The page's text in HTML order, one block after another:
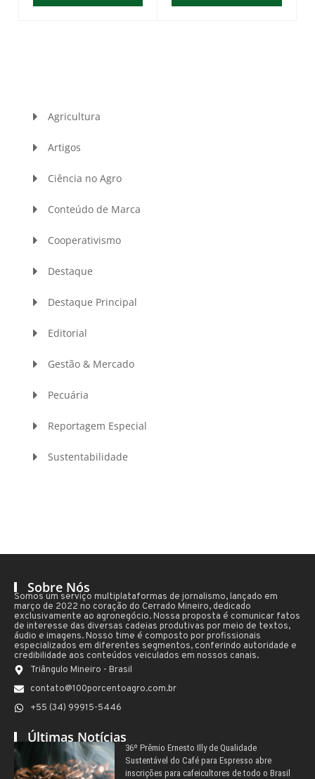
Agricultura
Artigos
Ciência no Agro
Conteúdo de Marca
Cooperativismo
Destaque
Destaque Principal
Editorial
Gestão & Mercado
Pecuária
Reportagem Especial
Sustentabilidade
Sobre Nós
Somos um serviço multiplataformas de jornalismo, lançado em
março de 2022 no coração do Cerrado Mineiro, dedicado
exclusivamente ao agronegócio. Nossa proposta é comunicar fatos
de interesse das diversas cadeias produtivas por meio de textos,
áudio e imagens. Nosso time é composto por profissionais
especializados em diferentes segmentos, conferindo autoridade e
credibilidade aos conteúdos veiculados em nossos canais.
Triângulo Mineiro - Brasil
contato@100porcentoagro.com.br
+55 (34) 99915-5446
Últimas Notícias
36º Prêmio Ernesto Illy de Qualidade
Sustentável do Café para Espresso abre
inscrições para cafeicultores de todo o Brasil